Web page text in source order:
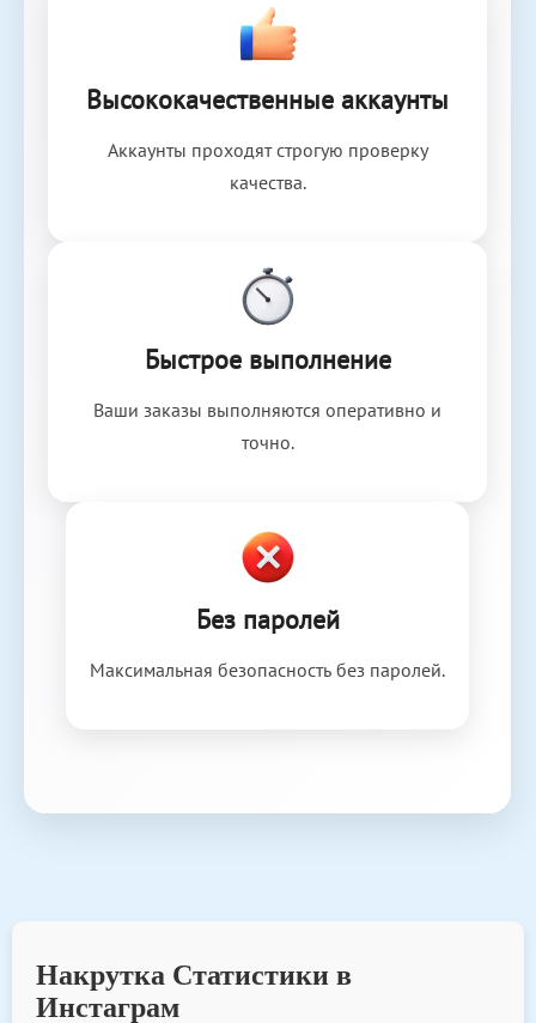
Высококачественные аккаунты
Аккаунты проходят строгую проверку
качества.
Быстрое выполнение
Ваши заказы выполняются оперативно и
точно.
Без паролей
Максимальная безопасность без паролей.
Накрутка Статистики в
Инстаграм